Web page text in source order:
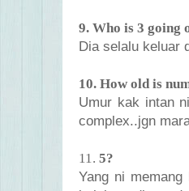
9. Who is 3 going
Dia selalu keluar
10. How old is
Umur kak intan
complex..jgn
11. 5?
Yang ni